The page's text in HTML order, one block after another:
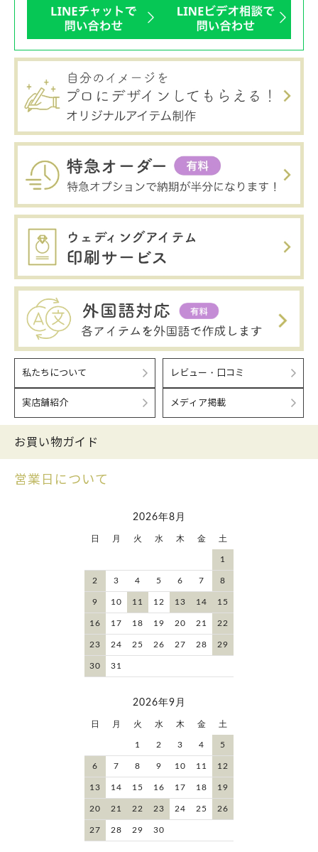
私たちについて レビュー・口コミ
実店舗紹介 メディア掲載
お買い物ガイド
営業日について
2026年8月
日 月 火 水 木 金 土
1
2 3 4 5 6 7 8
9 10 11 12 13 14 15
16 17 18 19 20 21 22
23 24 25 26 27 28 29
30 31
2026年9月
日 月 火 水 木 金 土
1 2 3 4 5
6 7 8 9 10 11 12
13 14 15 16 17 18 19
20 21 22 23 24 25 26
27 28 29 30